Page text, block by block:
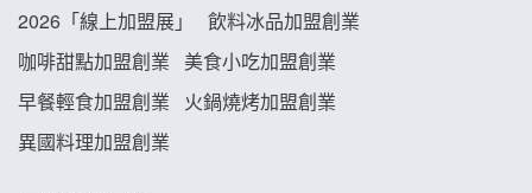
阿性情趣無人販售所加盟明會
龍涎居好湯加盟說明會
2026「線上加盟展」
飲料冰品加盟創業
咖啡甜點加盟創業
美食小吃加盟創業
早餐輕食加盟創業
火鍋燒烤加盟創業
異國料理加盟創業